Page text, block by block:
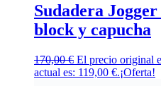
Sudadera
block y capucha
170,00€ El precio original
actual es: 119,00 €.¡Oferta!